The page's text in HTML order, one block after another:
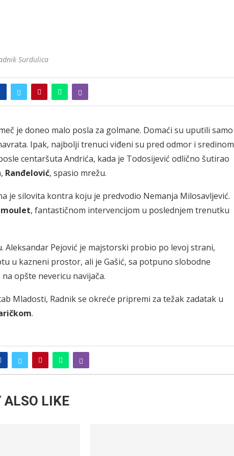
Surdulica
je doneo malo posla za golmane. Domaći su uputili samo
Ipak, najbolji trenuci viđeni su pred odmor i sredinom
centaršuta Andrića, kada je Todosijević odlično šutirao
Ranđelović, spasio mrežu.
je silovita kontra koju je predvodio Nemanja Milosavljević.
, fantastičnom intervencijom u poslednjem trenutku
Aleksandar Pejović je majstorski probio po levoj strani,
u kazneni prostor, ali je Gašić, sa potpuno slobodne
na opšte nevericu navijača.
Mladosti, Radnik se okreće pripremi za težak zadatak u
.
ALSO LIKE